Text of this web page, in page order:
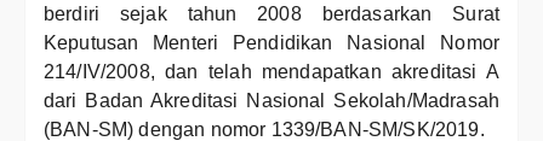
berdiri sejak tahun 2008 berdasarkan Surat
Keputusan Menteri Pendidikan Nasional Nomor
214/IV/2008, dan telah mendapatkan akreditasi A
dari Badan Akreditasi Nasional Sekolah/Madrasah
(BAN-SM) dengan nomor 1339/BAN-SM/SK/2019.